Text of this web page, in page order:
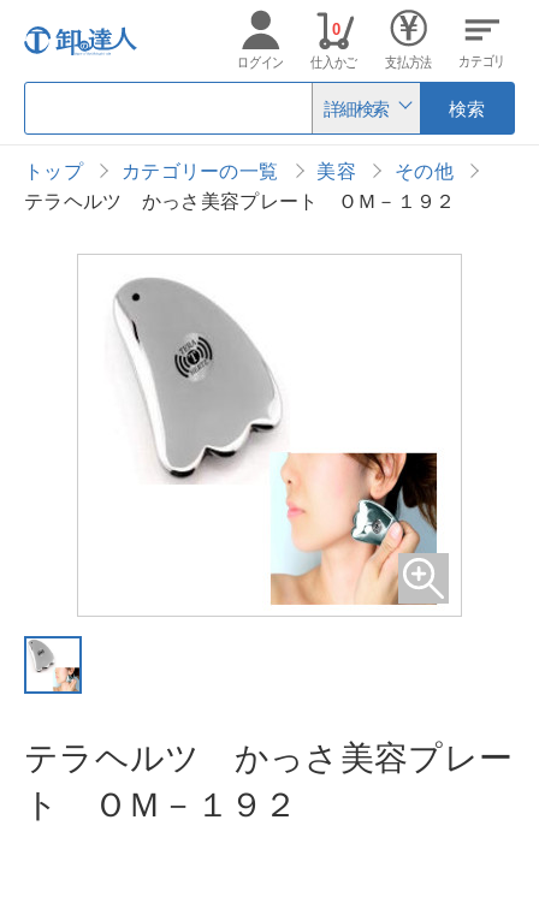
詳細検索 検索
ログイン 仕入かご
0
支払方法 カテゴリ
トップ カテゴリーの一覧 美容
その他
テラヘルツ かっさ美容プレート ＯＭ－１９２
テラヘルツ かっさ美容プレー
ト
ＯＭ－１９２